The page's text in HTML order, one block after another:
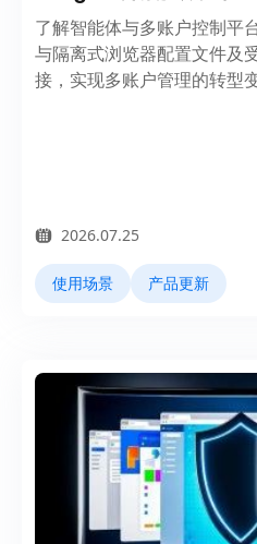
了解智能体与多账户控制平
与隔离式浏览器配置文件及
接，实现多账户管理的转型变
2026.07.25
使用场景 产品更新